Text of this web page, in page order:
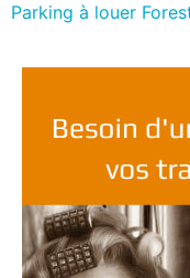
Parking à louer